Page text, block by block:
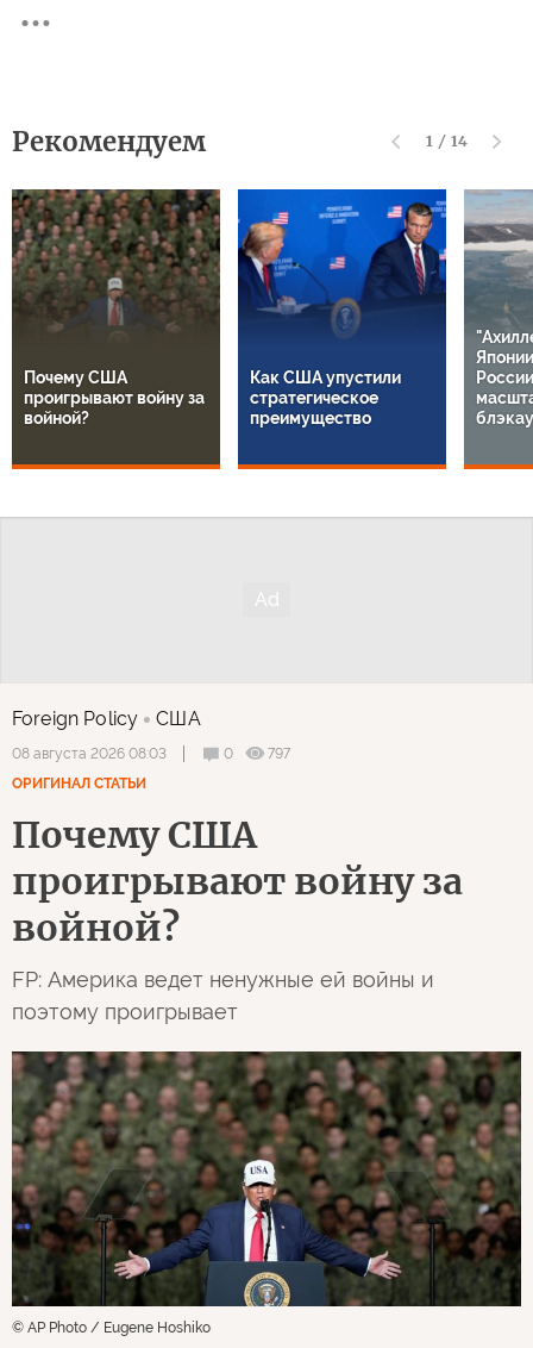
Рекомендуем 1 / 14
Почему США
проигрывают войну за
войной?
Как США упустили
стратегическое
преимущество
Foreign Policy США
08 августа 2026 08:03 0
797
ОРИГИНАЛ СТАТЬИ
Почему США
проигрывают войну за
войной?
FP: Америка ведет ненужные ей войны и
поэтому проигрывает
© AP Photo / Eugene Hoshiko